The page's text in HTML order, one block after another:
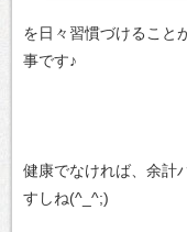
を日々習慣づけること
事です♪
健康でなければ、余計
すしね(^_^;)